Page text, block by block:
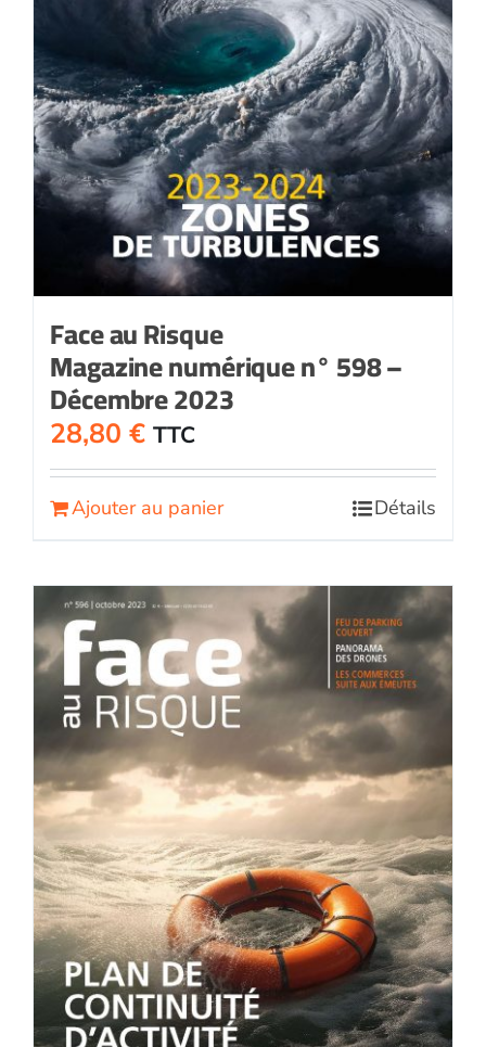
Face au Risque
Magazine numérique n° 598 –
Décembre 2023
28,80 € TTC
Ajouter au panier Détails